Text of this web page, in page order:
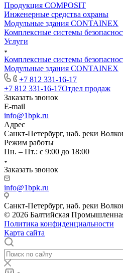
Продукция COMPOSIT
Инженерные средства охраны
Модульные здания CONTAINEX
Комплексные системы
Услуги
Комплексные системы
Модульные здания CONTAINEX
+7 812 331-16-17
+7 812 331-16-17Отдел продаж
Заказать звонок
E-mail
info@1bpk.ru
Адрес
Санкт-Петербург, наб. реки
Режим работы
Пн. – Пт.: с 9:00 до 18:00
Заказать звонок
info@1bpk.ru
Санкт-Петербург, наб. реки
© 2026 Балтийская
Политика конфиденциальности
Карта сайта